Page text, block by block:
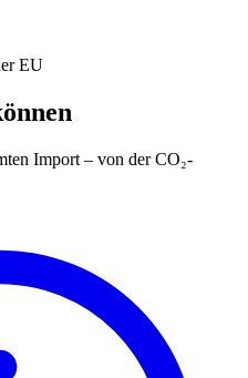
EU
Import – von der CO₂-